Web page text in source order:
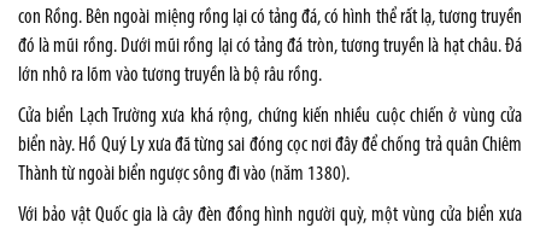
con Rồng. Bên ngoài miệng rồng lại có tảng đá, có hình thể rất lạ, tương truyền
đó là mũi rồng. Dưới mũi rồng lại có tảng đá tròn, tương truyền là hạt châu. Đá
lớn nhô ra lõm vào tương truyền là bộ râu rồng.
Cửa biển Lạch Trường xưa khá rộng, chứng kiến nhiều cuộc chiến ở vùng cửa
biển này. Hồ Quý Ly xưa đã từng sai đóng cọc nơi đây để chống trả quân Chiêm
Thành từ ngoài biển ngược sông đi vào (năm 1380).
Với bảo vật Quốc gia là cây đèn đồng hình người quỳ, một vùng cửa biển xưa